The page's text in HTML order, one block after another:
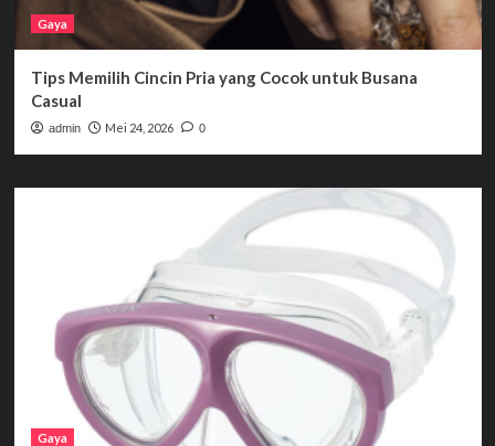
Gaya
Tips Memilih Cincin Pria yang Cocok untuk Busana
Casual
admin Mei 24, 2026 0
Gaya